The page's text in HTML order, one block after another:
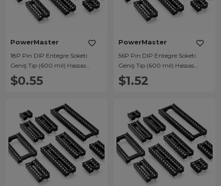
PowerMaster
18P Pin DIP Entegre Soketi
Geniş Tip (600 mil) Hassas
Temaslı Konnektör
$0.55
PowerMaster
56P Pin DIP Entegre Soketi
Geniş Tip (600 mil) Hassas
Temaslı Konnektör
$1.52